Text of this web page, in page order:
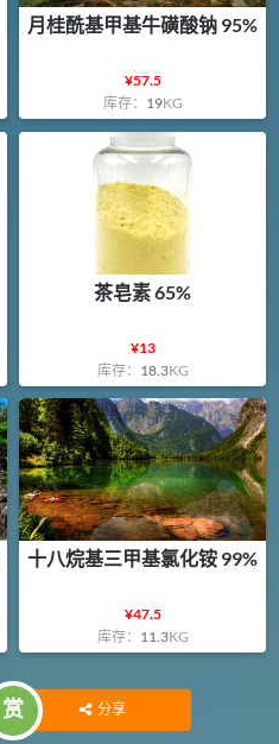
月桂酰基甲基牛磺酸钠 95%
¥57.5
库存： 19KG
茶皂素 65%
¥13
库存： 18.3KG
十八烷基三甲基氯化铵 99%
¥47.5
库存： 11.3KG
赏 分享